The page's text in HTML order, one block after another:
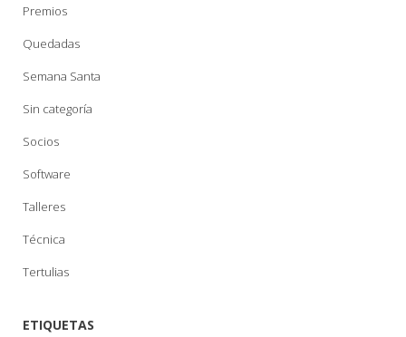
Premios
Quedadas
Semana Santa
Sin categoría
Socios
Software
Talleres
Técnica
Tertulias
ETIQUETAS